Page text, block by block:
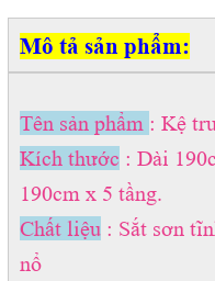
Mô tả sản phẩm:
Tên sản phẩm : Kệ
Kích thước : Dài
190cm x 5 tầng.
Chất liệu: Sắt sơn
nổ